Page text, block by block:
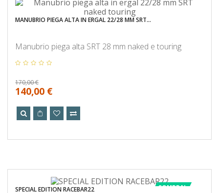
MANUBRIO PIEGA ALTA IN ERGAL 22/28 MM SRT...
Manubrio piega alta SRT 28 mm naked e touring
170,00 €
140,00 €
COMPRA!
SPECIAL EDITION RACEBAR22